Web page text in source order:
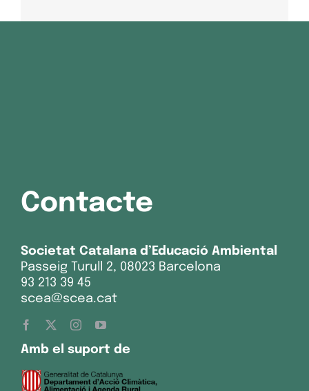
Contacte
Societat Catalana d’Educació Ambiental
Passeig Turull 2, 08023 Barcelona
93 213 39 45
scea@scea.cat
Amb el suport de